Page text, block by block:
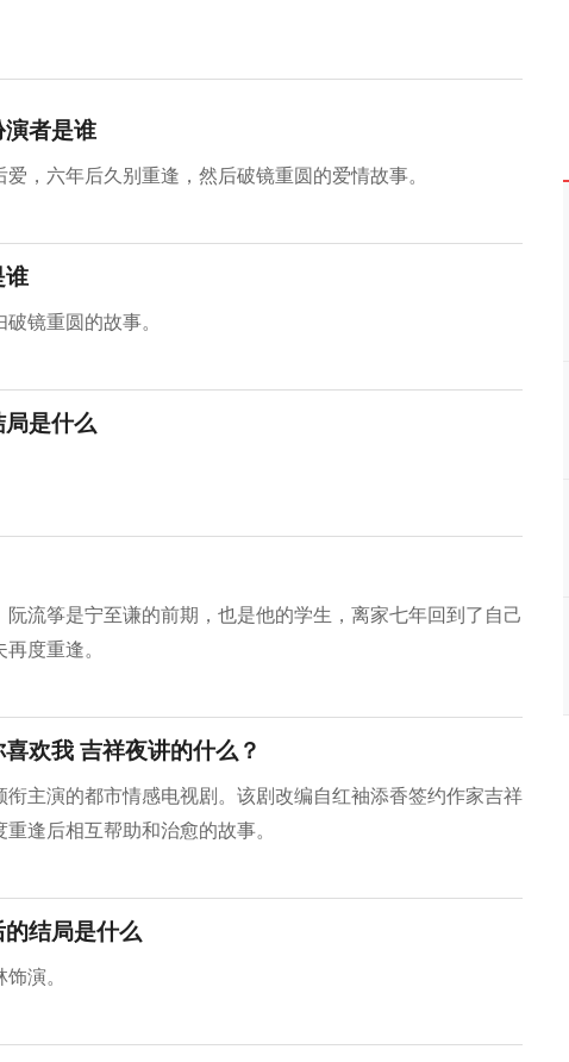
者是谁
，六年后久别重逢，然后破镜重圆的爱情故事。
谁
镜重圆的故事。
是什么
流筝是宁至谦的前期，也是他的学生，离家七年回到了自己
度重逢。
欢我 吉祥夜讲的什么？
主演的都市情感电视剧。该剧改编自红袖添香签约作家吉祥
逢后相互帮助和治愈的故事。
结局是什么
演。